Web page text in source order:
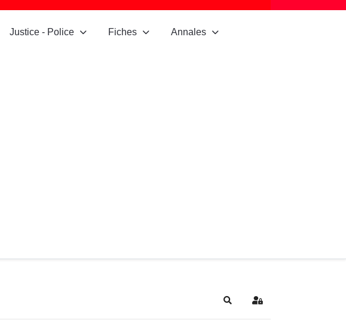
Justice - Police Fiches Annales
Search Sign In